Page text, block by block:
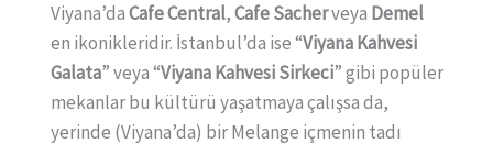
Viyana’daCafe Central,Cafe Sacherveya Demel
en ikonikleridir. İstanbul’da ise “Viyana Kahvesi
Galata” veya “Viyana Kahvesi Sirkeci” gibi popüler
mekanlar bu kültürü yaşatmaya çalışsa da,
yerinde (Viyana’da) bir Melange içmenin tadı